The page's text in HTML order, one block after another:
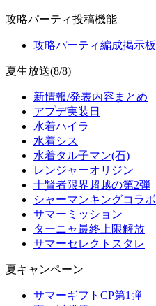
攻略パーティ投稿機能
攻略パーティ編成掲示板
夏生放送(8/8)
新情報/発表内容まとめ
アプデ実装日
水着ハイラ
水着シス
水着タル子マン(石)
レンジャーオリジン
十賢者限界超越の第2弾
シャーマンキングコラボ
サマーミッション
ターニャ最終上限解放
サマーセレクトスタレ
夏キャンペーン
サマーギフトCP第1弾